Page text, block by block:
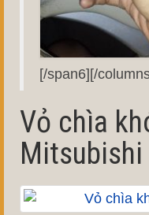
[/span6][/
Vỏ chìa